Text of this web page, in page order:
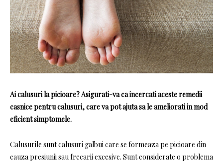
Ai calusuri la picioare?Asigurati-va ca incercati aceste remedii
casnice pentru calusuri, care va pot ajuta sa le ameliorati in mod
eficient simptomele.
Calusurile sunt calusuri galbui care se formeaza pe picioare din
cauza presiunii sau frecarii excesive. Sunt considerate o problema